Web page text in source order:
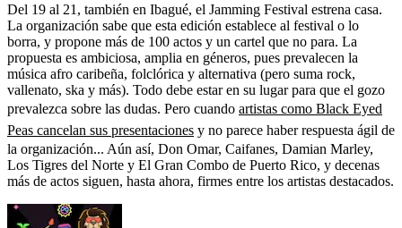
Del 19 al 21, también en Ibagué, el Jamming Festival estrena casa.
La organización sabe que esta edición establece al festival o lo
borra, y propone más de 100 actos y un cartel que no para. La
propuesta es ambiciosa, amplia en géneros, pues prevalecen la
música afro caribeña, folclórica y alternativa (pero suma rock,
vallenato, ska y más). Todo debe estar en su lugar para que el gozo
prevalezca sobre las dudas. Pero cuando artistas como Black Eyed
Peas cancelan sus presentaciones y no parece haber respuesta ágil de
la organización... Aún así, Don Omar, Caifanes, Damian Marley,
Los Tigres del Norte y El Gran Combo de Puerto Rico, y decenas
más de actos siguen, hasta ahora, firmes entre los artistas destacados.